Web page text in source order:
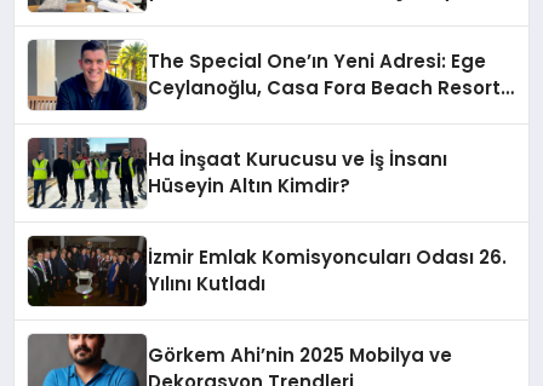
The Special One’ın Yeni Adresi: Ege
Ceylanoğlu, Casa Fora Beach Resort
Ha İnşaat Kurucusu ve İş İnsanı
Hüseyin Altın Kimdir?
İzmir Emlak Komisyoncuları Odası 26.
Yılını Kutladı
Görkem Ahi’nin 2025 Mobilya ve